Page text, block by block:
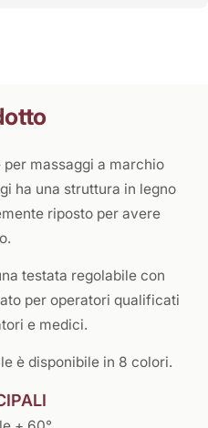
massaggi a marchio
ha una struttura in legno
riposto per avere
testata regolabile con
per operatori qualificati
e medici.
è disponibile in 8 colori.